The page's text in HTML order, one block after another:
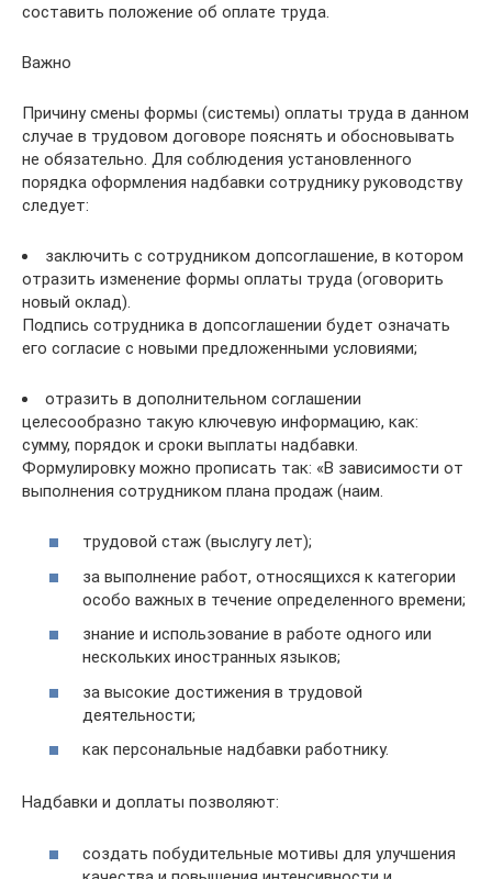
составить положение об оплате труда.
Важно
Причину смены формы (системы) оплаты труда в данном
случае в трудовом договоре пояснять и обосновывать
не обязательно. Для соблюдения установленного
порядка оформления надбавки сотруднику руководству
следует:
заключить с сотрудником допсоглашение, в котором
отразить изменение формы оплаты труда (оговорить
новый оклад).
Подпись сотрудника в допсоглашении будет означать
его согласие с новыми предложенными условиями;
отразить в дополнительном соглашении
целесообразно такую ключевую информацию, как:
сумму, порядок и сроки выплаты надбавки.
Формулировку можно прописать так: «В зависимости от
выполнения сотрудником плана продаж (наим.
трудовой стаж (выслугу лет);
за выполнение работ, относящихся к категории
особо важных в течение определенного времени;
знание и использование в работе одного или
нескольких иностранных языков;
за высокие достижения в трудовой
деятельности;
как персональные надбавки работнику.
Надбавки и доплаты позволяют:
создать побудительные мотивы для улучшения